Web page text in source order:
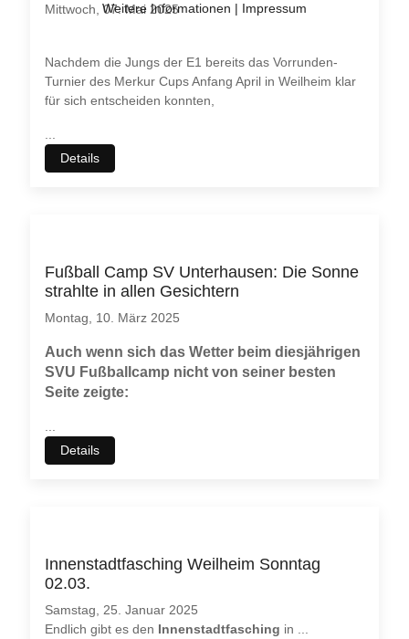
Mittwoch, 07. Mai 2025
Nachdem die Jungs der E1 bereits das Vorrunden-
Turnier des Merkur Cups Anfang April in Weilheim klar
für sich entscheiden konnten,
Details
Fußball Camp SV Unterhausen: Die Sonne
strahlte in allen Gesichtern
Montag, 10. März 2025
Auch wenn sich das Wetter beim diesjährigen
SVU Fußballcamp nicht von seiner besten
Seite zeigte:
Details
Innenstadtfasching Weilheim Sonntag
02.03.
Samstag, 25. Januar 2025
Endlich gibt es den Innenstadtfasching in